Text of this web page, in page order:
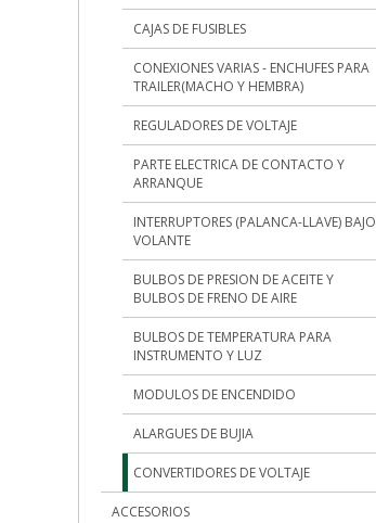
CAJAS DE FUSIBLES
CONEXIONES VARIAS - ENCHUFES PARA
TRAILER(MACHO Y HEMBRA)
REGULADORES DE VOLTAJE
PARTE ELECTRICA DE CONTACTO Y
ARRANQUE
INTERRUPTORES (PALANCA-LLAVE) BAJO
VOLANTE
BULBOS DE PRESION DE ACEITE Y
BULBOS DE FRENO DE AIRE
BULBOS DE TEMPERATURA PARA
INSTRUMENTO Y LUZ
MODULOS DE ENCENDIDO
ALARGUES DE BUJIA
CONVERTIDORES DE VOLTAJE
ACCESORIOS